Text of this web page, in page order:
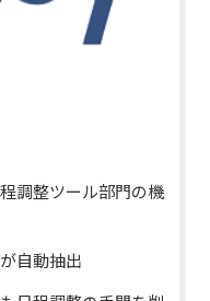
調整ツール部門の機
自動抽出